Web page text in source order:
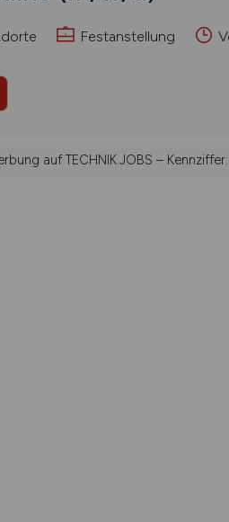
Festanstellung
auf TECHNIK.JOBS – Kennziffer: